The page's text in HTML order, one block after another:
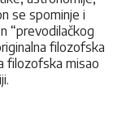
se spominje i
“prevodilačkog
filozofska
filozofska misao